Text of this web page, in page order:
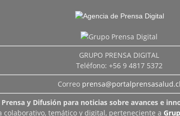
GRUPO PRENSA DIGITAL
Teléfono: +56 9 4817 5372
Correo prensa@portalprensasalud.cl
Prensa y Difusión para noticias sobre avances e
colaborativo, temático y digital, perteneciente a